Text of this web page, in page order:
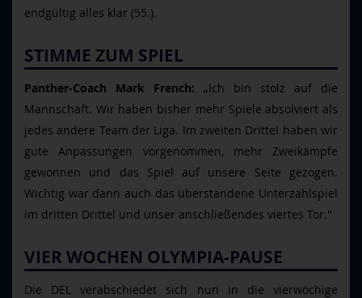
endgültig alles klar (55.).
STIMME ZUM SPIEL
Panther-Coach Mark French: „Ich bin stolz auf die
Mannschaft. Wir haben bisher mehr Spiele absolviert als
jedes andere Team der Liga. Im zweiten Drittel haben wir
gute Anpassungen vorgenommen, mehr Zweikämpfe
gewonnen und das Spiel auf unsere Seite gezogen.
Wichtig war dann auch das überstandene Unterzahlspiel
im dritten Drittel und unser anschließendes viertes Tor."
VIER WOCHEN OLYMPIA-PAUSE
Die DEL verabschiedet sich nun in die vierwöchige